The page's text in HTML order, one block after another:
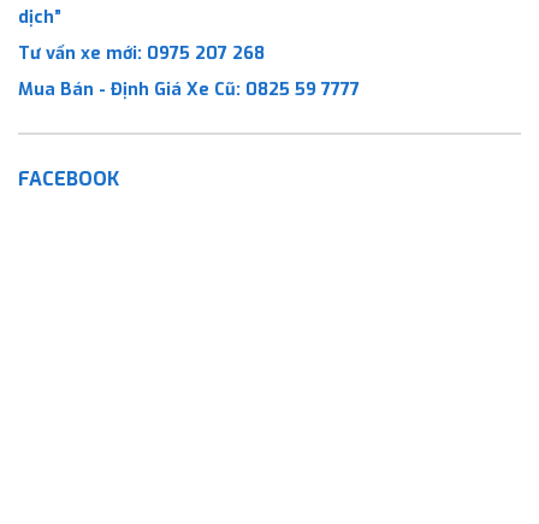
dịch”
Tư vấn xe mới: 0975 207 268
Mua Bán - Định Giá Xe Cũ: 0825 59 7777
FACEBOOK